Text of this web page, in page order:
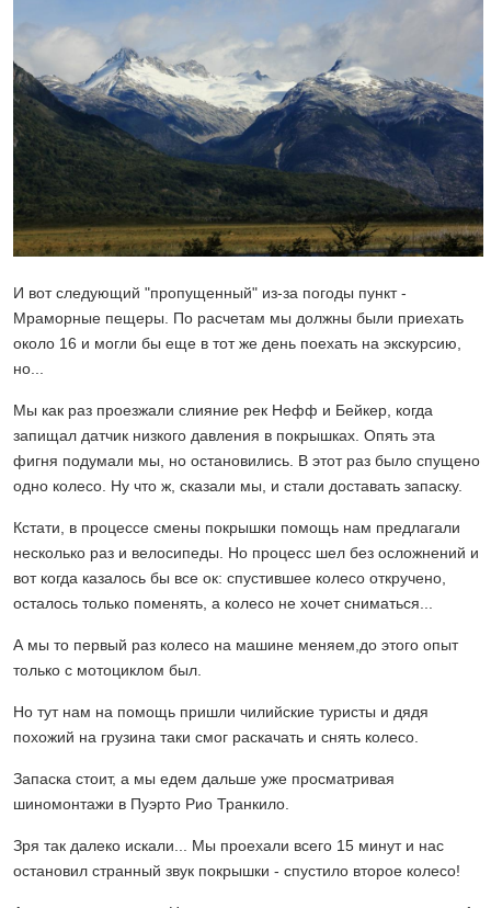
И вот следующий "пропущенный" из-за погоды пункт -
Мраморные пещеры. По расчетам мы должны были приехать
около 16 и могли бы еще в тот же день поехать на экскурсию,
но...
Мы как раз проезжали слияние рек Нефф и Бейкер, когда
запищал датчик низкого давления в покрышках. Опять эта
фигня подумали мы, но остановились. В этот раз было спущено
одно колесо. Ну что ж, сказали мы, и стали доставать запаску.
Кстати, в процессе смены покрышки помощь нам предлагали
несколько раз и велосипеды. Но процесс шел без осложнений и
вот когда казалось бы все ок: спустившее колесо откручено,
осталось только поменять, а колесо не хочет сниматься...
А мы то первый раз колесо на машине меняем,до этого опыт
только с мотоциклом был.
Но тут нам на помощь пришли чилийские туристы и дядя
похожий на грузина таки смог раскачать и снять колесо.
Запаска стоит, а мы едем дальше уже просматривая
шиномонтажи в Пуэрто Рио Транкило.
Зря так далеко искали... Мы проехали всего 15 минут и нас
остановил странный звук покрышки - спустило второе колесо!